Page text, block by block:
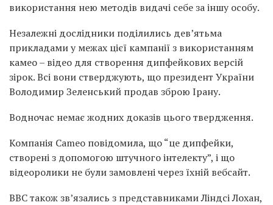
використання нею методів видачі себе за іншу особу.
Незалежні дослідники поділились дев’ятьма
прикладами у межах цієї кампанії з використанням
камео – відео для створення дипфейкових версій
зірок. Всі вони стверджують, що президент України
Володимир Зеленський продав зброю Ірану.
Водночас немає жодних доказів цього твердження.
Компанія Cameo повідомила, що “це дипфейки,
створені з допомогою штучного інтелекту”, і що
відеоролики не були замовлені через їхній вебсайт.
BBC також зв’язались з представниками Ліндсі Лохан,